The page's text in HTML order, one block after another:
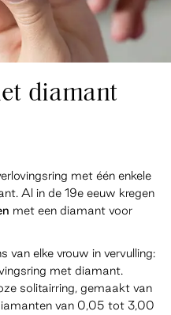
diamant
met één enkele
Al in de 19e eeuw kregen
met een diamant voor
van elke vrouw in vervulling:
met diamant.
solitairring, gemaakt van
van 0,05 tot 3,00